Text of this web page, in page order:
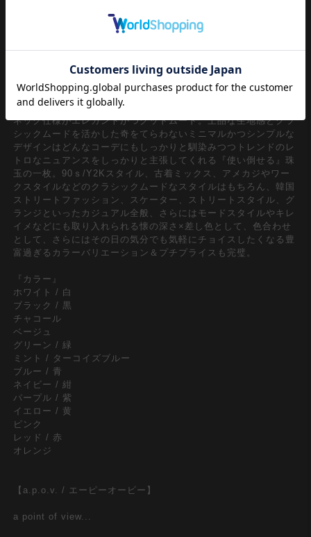
ックススタイルなどのトレンドの流れで逆に今新鮮なレトロムー
ド漂うアイテムとして押さえておきたいワンデザイン。ダブダブ
ックスで着用可能。
オーセンティックなクラシックムードをきちんと伝えてくれるハ
イゲージのアクリルニット生地×幅広でとったリブ編みのクルー
ネック仕様がエレガントかつグッドムード。上品な生地感とクラ
シックムードを活かした奇をてらわないミニマルかつシンプルな
デザインはどんなコーデにもしっかりと馴染みつつトレンドのレ
トロなニュアンスをしっかりと主張してくれる『使い倒せる』珠
玉の一枚。90ｓ/Y2Kスタイル、古着ミックス、アメカジやワー
クスタイルなどのクラシックムードなスタイルはもちろん、韓国
ストリートファッション、スケーター、ストリートスタイル、グ
ランジといったカジュアル全般、さらにはモードスタイルやキレ
イメなどにも取り入れられる懐の深さ×差し色として、色合わせ
として、さらにはその日の気分でも気軽にチョイスしたくなる豊
富過ぎるカラーバリエーション＆プチプライスも完璧。
『カラー』
ホワイト / 白
ブラック / 黒
チャコール
ベージュ
グリーン / 緑
ミント / ターコイズブルー
ブルー / 青
ネイビー / 紺
パープル / 紫
イエロー / 黄
ピンク
レッド / 赤
オレンジ
【a.p.o.v. / エーピーオービー】
a point of view...